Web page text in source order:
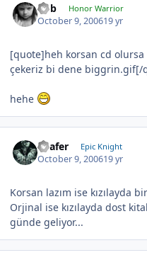
hbb Honor Warrior
October 9, 200619 yr
[quote]heh korsan cd
çekeriz bi dene biggrin.gif[/
hehe
Loafer Epic Knight
October 9, 200619 yr
Korsan lazım ise kızılayda
Orjinal ise kızılayda dost
günde geliyor...